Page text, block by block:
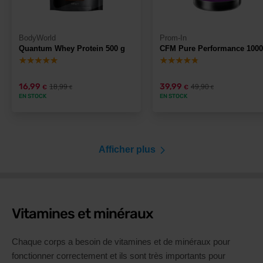
BodyWorld
Quantum Whey Protein 500 g
16,99 € 18,99€
EN STOCK
Prom-In
CFM Pure Performance
39,99 € 49,90€
EN STOCK
Afficher plus
Vitamines et minéraux
Chaque corps a besoin de vitamines et de minéraux pour
fonctionner correctement et ils sont très importants pour